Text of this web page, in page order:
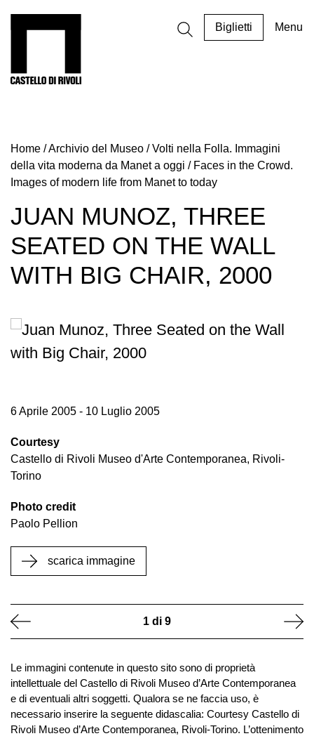
Biglietti Menu
Eventi
Museo
Digitale
EN
Accessibilità
Educazione
Dipartimento
Formazione
Famiglie
Visite
guidate
Summer
School
Speciali
EN
Ricerca
Home /Archivio del Museo /Volti nella Folla. Immagini
della vita moderna da Manet a oggi / Faces in the Crowd.
Images of modern life from Manet to today
JUAN MUNOZ, THREE
SEATED ON THE WALL
WITH BIG CHAIR, 2000
6 Aprile 2005 - 10 Luglio 2005
Courtesy
Castello di Rivoli Museo d'Arte Contemporanea, Rivoli-
Torino
Photo credit
Paolo Pellion
scarica immagine
1 di 9
Le immagini contenute in questo sito sono di proprietà
intellettuale del Castello di Rivoli Museo d’Arte Contemporanea
e di eventuali altri soggetti. Qualora se ne faccia uso, è
necessario inserire la seguente didascalia: Courtesy Castello di
Rivoli Museo d’Arte Contemporanea, Rivoli-Torino. L’ottenimento